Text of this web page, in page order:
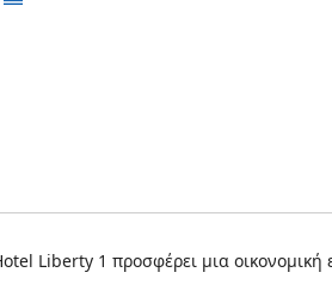
Liberty 1 προσφέρει μια